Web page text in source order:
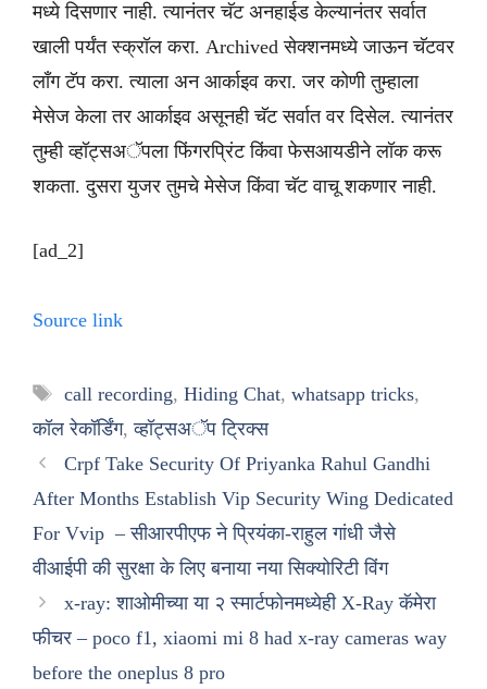
मध्ये दिसणार नाही. त्यानंतर चॅट अनहाईड केल्यानंतर सर्वात
खाली पर्यंत स्क्रॉल करा. Archived सेक्शनमध्ये जाऊन चॅटवर
लाँग टॅप करा. त्याला अन आर्काइव करा. जर कोणी तुम्हाला
मेसेज केला तर आर्काइव असूनही चॅट सर्वात वर दिसेल. त्यानंतर
तुम्ही व्हॉट्सअॅपला फिंगरप्रिंट किंवा फेसआयडीने लॉक करू
शकता. दुसरा युजर तुमचे मेसेज किंवा चॅट वाचू शकणार नाही.
[ad_2]
Source link
Tags
call recording, Hiding Chat, whatsapp tricks,
कॉल रेकॉर्डिंग,व्हॉट्सअॅप ट्रिक्स
Crpf Take Security Of Priyanka Rahul Gandhi
After Months Establish Vip Security Wing Dedicated
For Vvip – सीआरपीएफ ने प्रियंका-राहुल गांधी जैसे
वीआईपी की सुरक्षा के लिए बनाया नया सिक्योरिटी विंग
x-ray: शाओमीच्या या २ स्मार्टफोनमध्येही X-Ray कॅमेरा
फीचर – poco f1, xiaomi mi 8 had x-ray cameras way
before the oneplus 8 pro